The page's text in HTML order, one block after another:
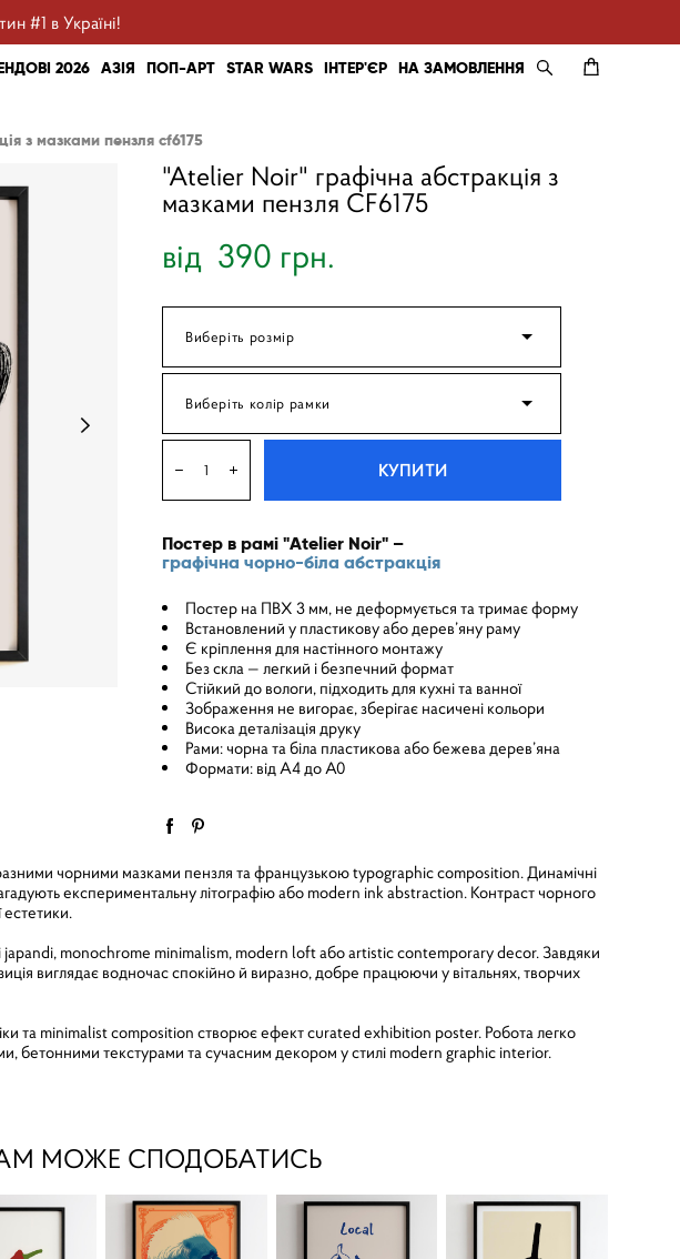
#1 в Україні!
2026 АЗІЯ ПОП-АРТ STAR WARS ІНТЕР'ЄР НА ЗАМОВЛЕННЯ
з мазками пензля cf6175
"Atelier Noir" графічна абстракція з
мазками пензля CF6175
від 390 грн.
Виберіть розмір
Виберіть колір рамки
КУПИТИ
Постер в рамі "Atelier Noir" –
графічна чорно-біла абстракція
Постер на ПВХ 3 мм, не деформується та тримає форму
Встановлений у пластикову або дерев’яну раму
Є кріплення для настінного монтажу
Без скла — легкий і безпечний формат
Стійкий до вологи, підходить для кухні та ванної
Зображення не вигорає, зберігає насичені кольори
Висока деталізація друку
Рами: чорна та біла пластикова або бежева дерев’яна
Формати: від A4 до A0
чорними мазками пензля та французькою typographic composition. Динамічні
експериментальну літографію або modern ink abstraction. Контраст чорного
естетики.
japandi, monochrome minimalism, modern loft або artistic contemporary decor. Завдяки
виглядає водночас спокійно й виразно, добре працюючи у вітальнях, творчих
та minimalist composition створює ефект curated exhibition poster. Робота легко
бетонними текстурами та сучасним декором у стилі modern graphic interior.
МОЖЕ СПОДОБАТИСЬ